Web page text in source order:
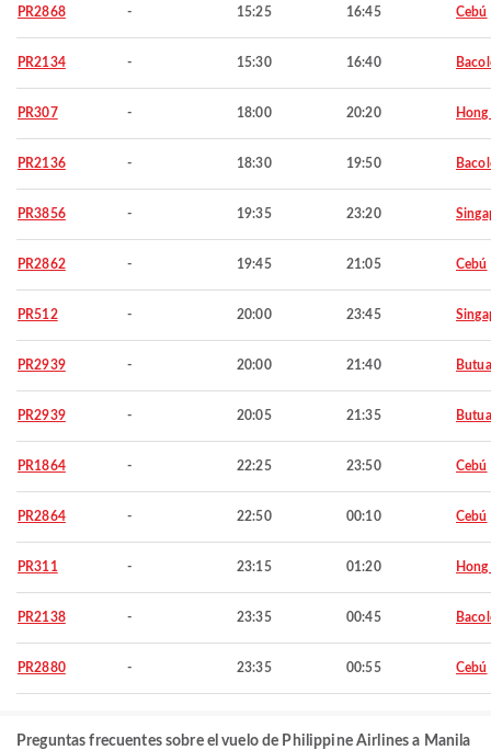
PR2868 - 15:25 16:45 Cebú
PR2134 - 15:30 16:40
PR307 - 18:00 20:20
PR2136 - 18:30 19:50
PR3856 - 19:35 23:20
PR2862 - 19:45 21:05 Cebú
PR512 - 20:00 23:45
PR2939 - 20:00 21:40
PR2939 - 20:05 21:35
PR1864 - 22:25 23:50 Cebú
PR2864 - 22:50 00:10 Cebú
PR311 - 23:15 01:20
PR2138 - 23:35 00:45
PR2880 - 23:35 00:55 Cebú
Preguntas frecuentes sobre el vuelo de Philippine Airlines a Manila